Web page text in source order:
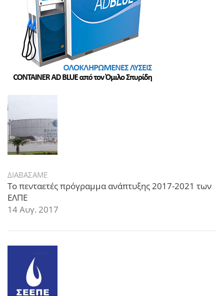
ΔΙΑΒΑΣΑΜΕ
Το πενταετές πρόγραμμα ανάπτυξης 2017-2021 των
ΕΛΠΕ
14 Αυγ. 2017